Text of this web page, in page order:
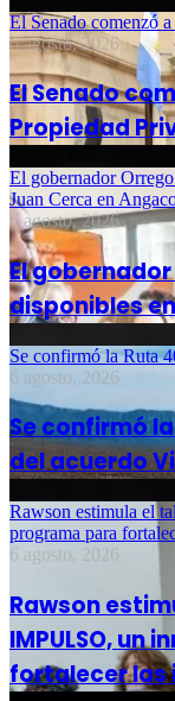
El Senado comenzó
6 agosto, 2026
El Senado
Propiedad
El gobernador
Juan Cerca en
6 agosto, 2026
El
disponibles
Se confirmó la Ruta
6 agosto, 2026
Se confirmó
del acuerdo
Rawson estimula el
programa para
6 agosto, 2026
Rawson
IMPULSO, un
fortalecer las